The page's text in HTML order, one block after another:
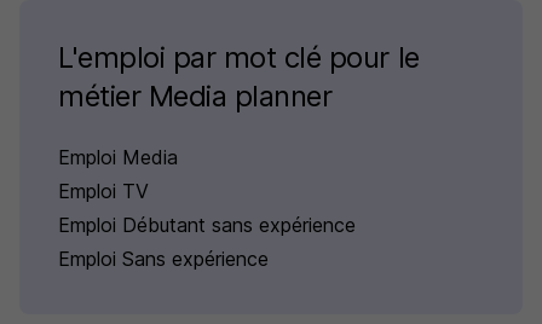
L'emploi par mot clé pour le
métier Media planner
Emploi Media
Emploi TV
Emploi Débutant sans expérience
Emploi Sans expérience